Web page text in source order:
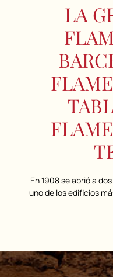
LA
En 1908 se abrió a
uno de los edificios